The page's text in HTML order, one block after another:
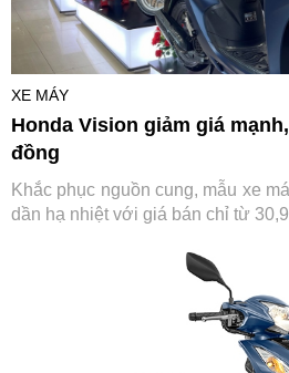
XE MÁY
Honda Vision giảm giá
đồng
Khắc phục nguồn cung, mẫu xe
dần hạ nhiệt với giá bán chỉ từ